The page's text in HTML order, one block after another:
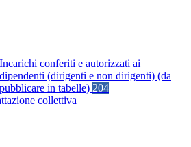
Incarichi conferiti e autorizzati ai
dipendenti (dirigenti e non dirigenti) (da
pubblicare in tabelle) 204
collettiva